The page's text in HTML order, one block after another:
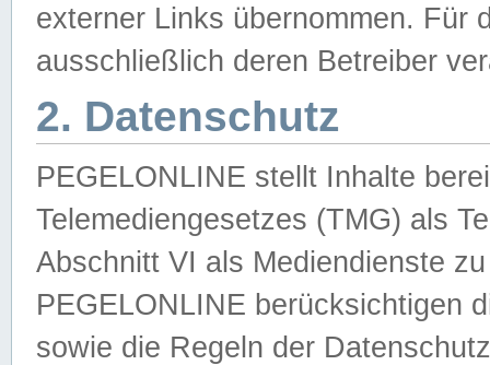
externer Links übernommen. Für
ausschließlich deren Betreiber
2. Datenschutz
PEGELONLINE stellt Inhalte
Telemediengesetzes (TMG) als
Abschnitt VI als Mediendienste
PEGELONLINE berücksichtigen
sowie die Regeln der